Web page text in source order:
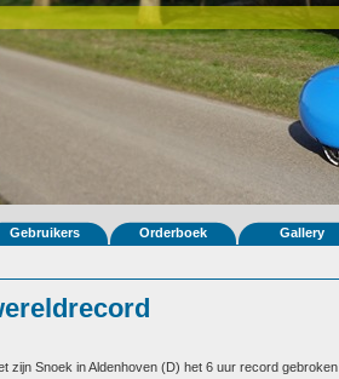
Gebruikers Orderboek Gallery
zijn Snoek in Aldenhoven (D) het 6 uur record gebroken .